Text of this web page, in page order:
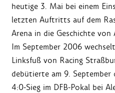
heutige 3. Mai bei einem
letzten Auftritts auf dem
Arena in die Geschichte
Im September 2006
Linksfuß von Racing
debütierte am 9. September
4:0-Sieg im DFB-Pokal bei